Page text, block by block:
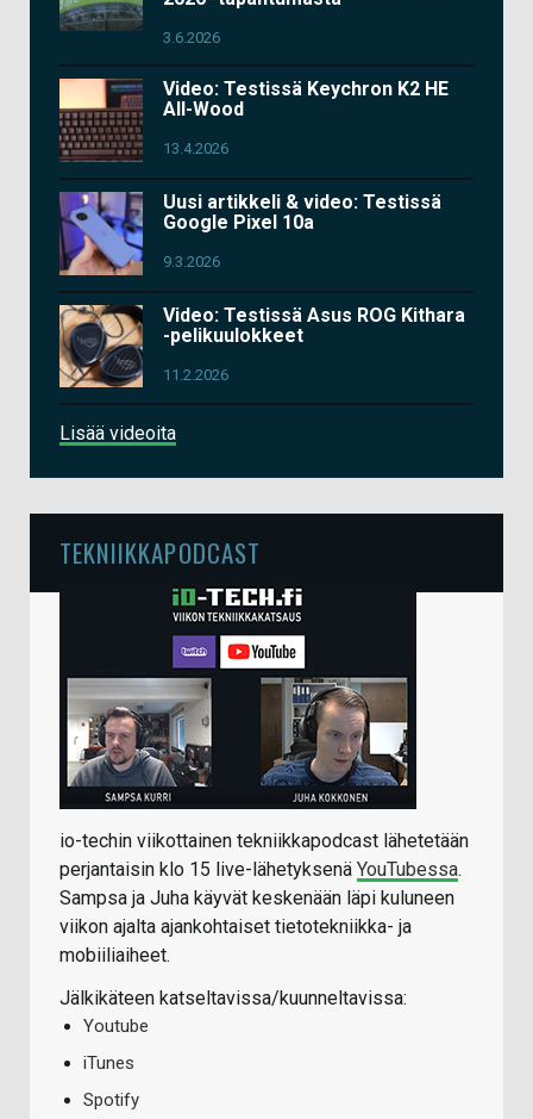
3.6.2026
Video: Testissä Keychron K2 HE
All-Wood
13.4.2026
Uusi artikkeli & video: Testissä
Google Pixel 10a
9.3.2026
Video: Testissä Asus ROG Kithara
-pelikuulokkeet
11.2.2026
Lisää videoita
TEKNIIKKAPODCAST
io-techin viikottainen tekniikkapodcast lähetetään
perjantaisin klo 15 live-lähetyksenä YouTubessa.
Sampsa ja Juha käyvät keskenään läpi kuluneen
viikon ajalta ajankohtaiset tietotekniikka- ja
mobiiliaiheet.
Jälkikäteen katseltavissa/kuunneltavissa:
Youtube
iTunes
Spotify